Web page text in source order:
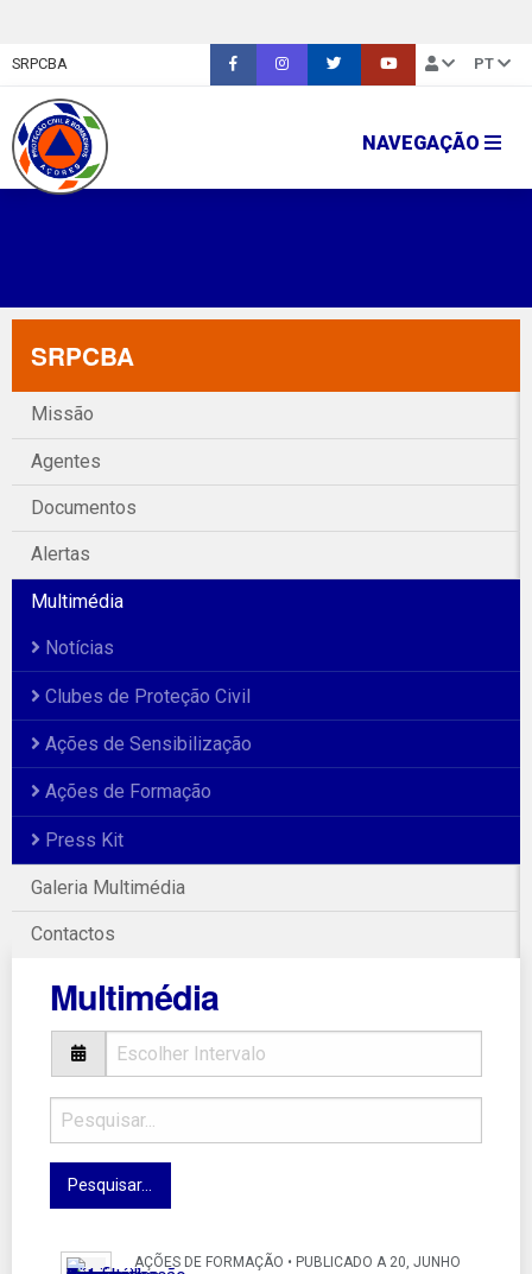
SRPCBA PT
NAVEGAÇÃO
SRPCBA
Missão
Agentes
Documentos
Alertas
Multimédia
Notícias
Clubes de Proteção Civil
Ações de Sensibilização
Ações de Formação
Press Kit
Galeria Multimédia
Contactos
Multimédia
AÇÕES DE FORMAÇÃO • PUBLICADO A 20, JUNHO